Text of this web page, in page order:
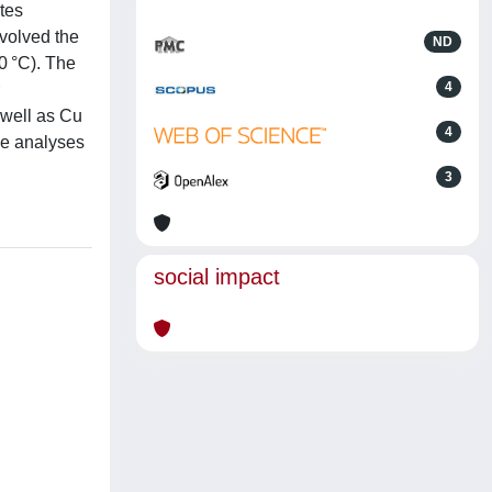
the
°C). The
as Cu
analyses
ND
4
4
3
social impact